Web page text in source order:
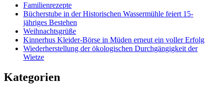
Familienrezepte
Bücherstube in der Historischen Wassermühle feiert 15-
jähriges Bestehen
Weihnachtsgrüße
Kinnerhus Kleider-Börse in Müden erneut ein voller Erfolg
Wiederherstellung der ökologischen Durchgängigkeit der
Wietze
Kategorien